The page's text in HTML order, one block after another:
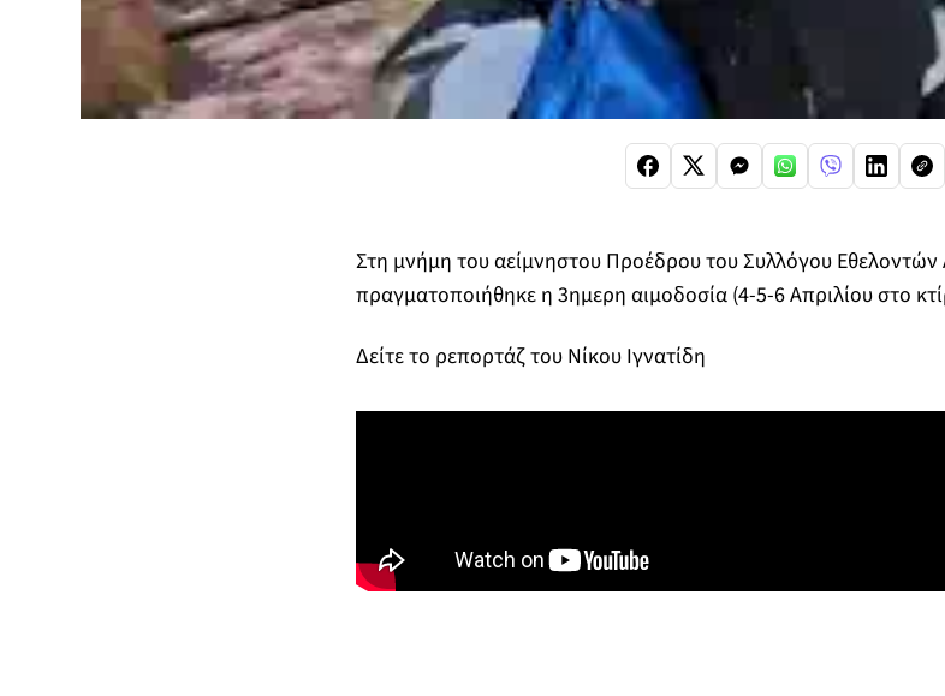
Στη μνήμη του αείμνηστου Προέδρου του Συλλόγου
πραγματοποιήθηκε η 3ημερη αιμοδοσία (4-5-6 Απριλίου στο
Δείτε το ρεπορτάζ του Νίκου Ιγνατίδη